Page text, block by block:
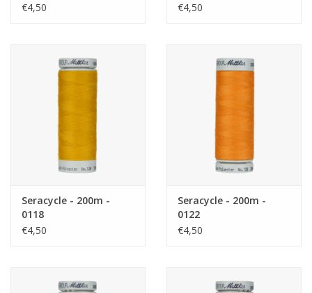
€4,50
€4,50
Seracycle - 200m -
0118
€4,50
Seracycle - 200m -
0122
€4,50